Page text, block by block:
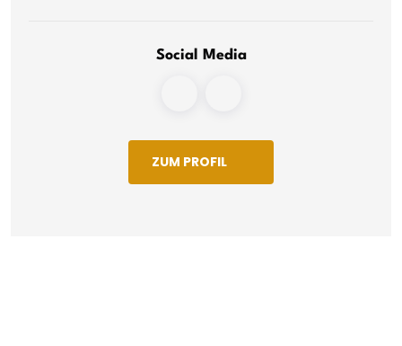
Social Media
ZUM PROFIL